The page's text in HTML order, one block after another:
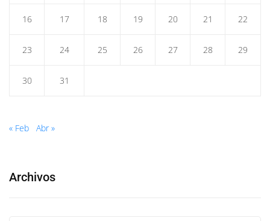
16 17 18 19 20 21 22
23 24 25 26 27 28 29
30 31
« Feb Abr »
Archivos